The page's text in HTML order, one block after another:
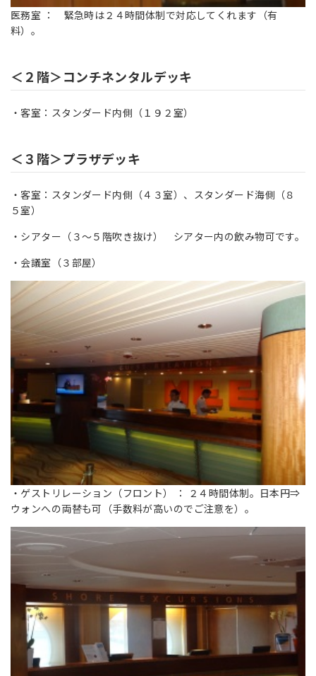
医務室 ： 緊急時は２４時間体制で対応してくれます（有
料）。
＜２階＞コンチネンタルデッキ
・客室：スタンダード内側（１９２室）
＜３階＞プラザデッキ
・客室：スタンダード内側（４３室）、スタンダード海側（８
５室）
・シアター（３～５階吹き抜け） シアター内の飲み物可です。
・会議室（３部屋）
・ゲストリレーション（フロント） ： ２４時間体制。日本円⇒
ウォンへの両替も可（手数料が高いのでご注意を）。